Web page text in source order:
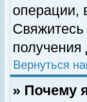
операции,
Вернуться
» Почему